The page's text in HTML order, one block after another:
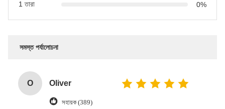
1 তারা 0%
সমস্ত পর্যালোচনা
O Oliver
সহায়ক (389)